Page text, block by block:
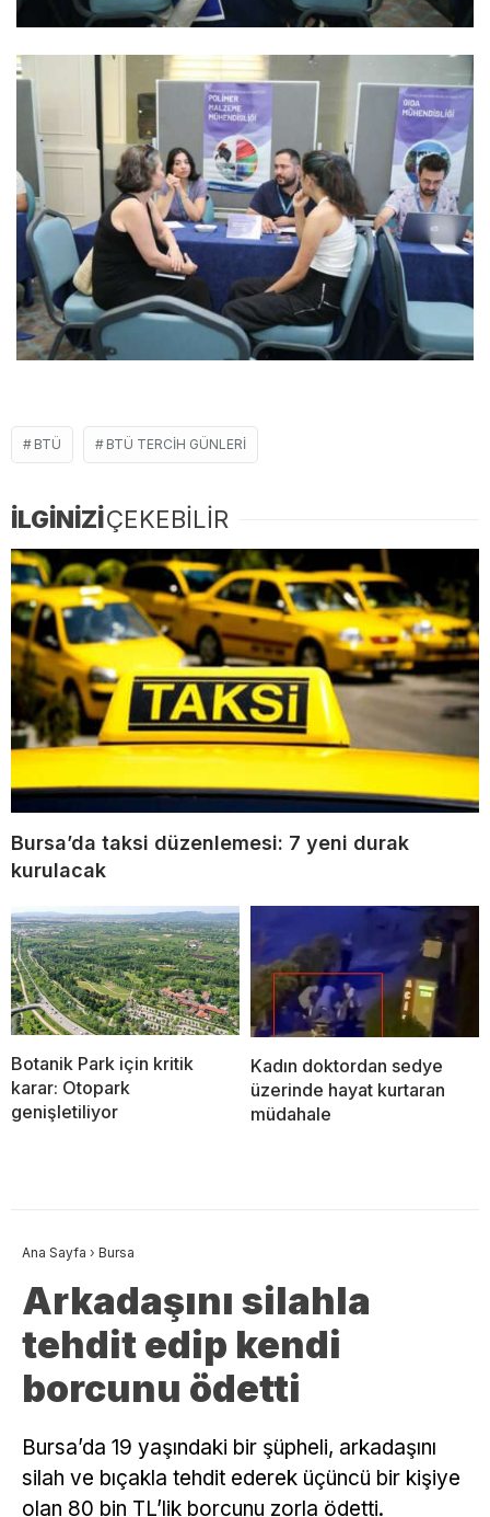
BTÜ BTÜ TERCIH GÜNLERI
İLGİNİZİÇEKEBİLİR
Bursa’da taksi düzenlemesi: 7 yeni durak
kurulacak
Botanik Park için kritik
karar: Otopark
genişletiliyor
Kadın doktordan sedye
üzerinde hayat kurtaran
müdahale
Ana Sayfa › Bursa
Arkadaşını silahla
tehdit edip kendi
borcunu ödetti
Bursa’da 19 yaşındaki bir şüpheli, arkadaşını
silah ve bıçakla tehdit ederek üçüncü bir kişiye
olan 80 bin TL’lik borcunu zorla ödetti.